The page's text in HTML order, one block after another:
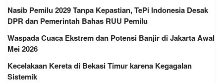
Nasib Pemilu 2029 Tanpa Kepastian, TePi Indonesia Desak
DPR dan Pemerintah Bahas RUU Pemilu
Waspada Cuaca Ekstrem dan Potensi Banjir di Jakarta Awal
Mei 2026
Kecelakaan Kereta di Bekasi Timur karena Kegagalan
Sistemik